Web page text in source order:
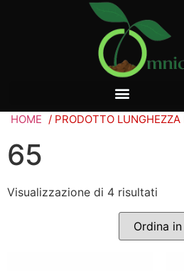
HOME / PRODOTTO
65
Visualizzazione di 4 risultati